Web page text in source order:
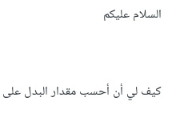
السلام عليكم
كيف لي أن أحسب مقدار البدل على